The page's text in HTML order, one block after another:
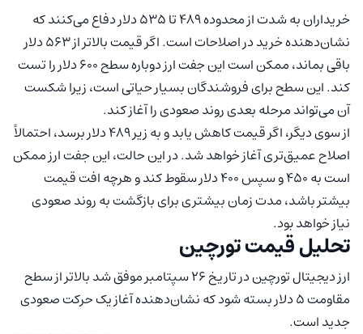
خریداران به‌ شدت از محدوده 489 تا 535 دلار دفاع می‌کنند که
نشان‌دهنده خرید در اصلاحات است. اگر قیمت بالاتر از 563 دلار
باقی بماند، ممکن است این جفت ارز دوباره سطح 600 دلار را تست
کند. این سطح برای فروشندگان بسیار حیاتی است، زیرا شکست
آن می‌تواند مرحله بعدی روند صعودی را آغاز کند.
از سوی دیگر، اگر قیمت کاهش یابد و به زیر 489 دلار برسد، احتمالاً
اصلاح عمیق‌تری آغاز خواهد شد. در این حالت، این جفت ارز ممکن
است به 450 و سپس 400 دلار سقوط کند و هرچه افت قیمت
بیشتر باشد، مدت‌ زمان بیشتری برای بازگشت به روند صعودی
نیاز خواهد بود.
تحلیل قیمت تورچین
ارز دیجیتال تورچین در تاریخ 26 سپتامبر موفق شد بالاتر از سطح
مقاومت 5 دلار بسته شود که نشان‌دهنده آغاز یک حرکت صعودی
جدید است.